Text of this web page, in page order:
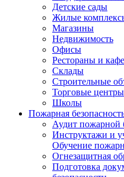
Детские сады
Жилые
Магазины
Недвижимость
Офисы
Рестораны и кафе
Склады
Строительные
Торговые центры
Школы
Пожарная
Аудит пожарной
Инструктажи и
Обучение
Огнезащитная
Подготовка